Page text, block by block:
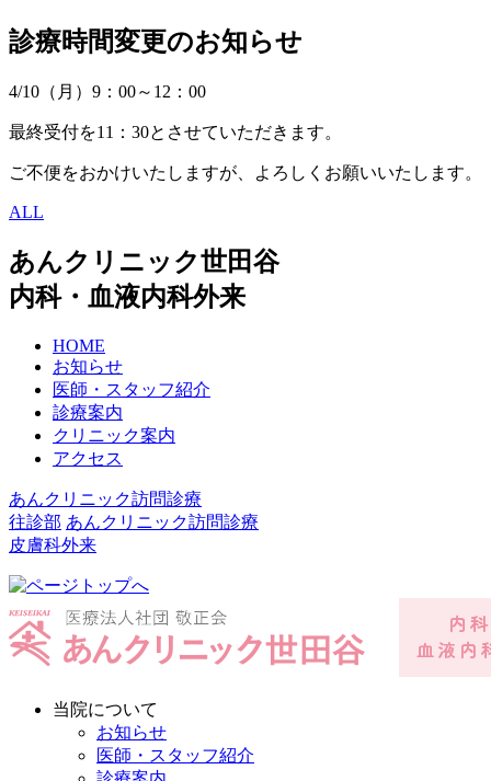
診療時間変更のお知らせ
4/10（月）9：00～12：00
最終受付を11：30とさせていただきます。
ご不便をおかけいたしますが、よろしくお願いいたします。
ALL
あんクリニック世田谷
内科・血液内科外来
HOME
お知らせ
医師・スタッフ紹介
診療案内
クリニック案内
アクセス
あんクリニック訪問診療
往診部 あんクリニック訪問診療
皮膚科外来
当院について
お知らせ
医師・スタッフ紹介